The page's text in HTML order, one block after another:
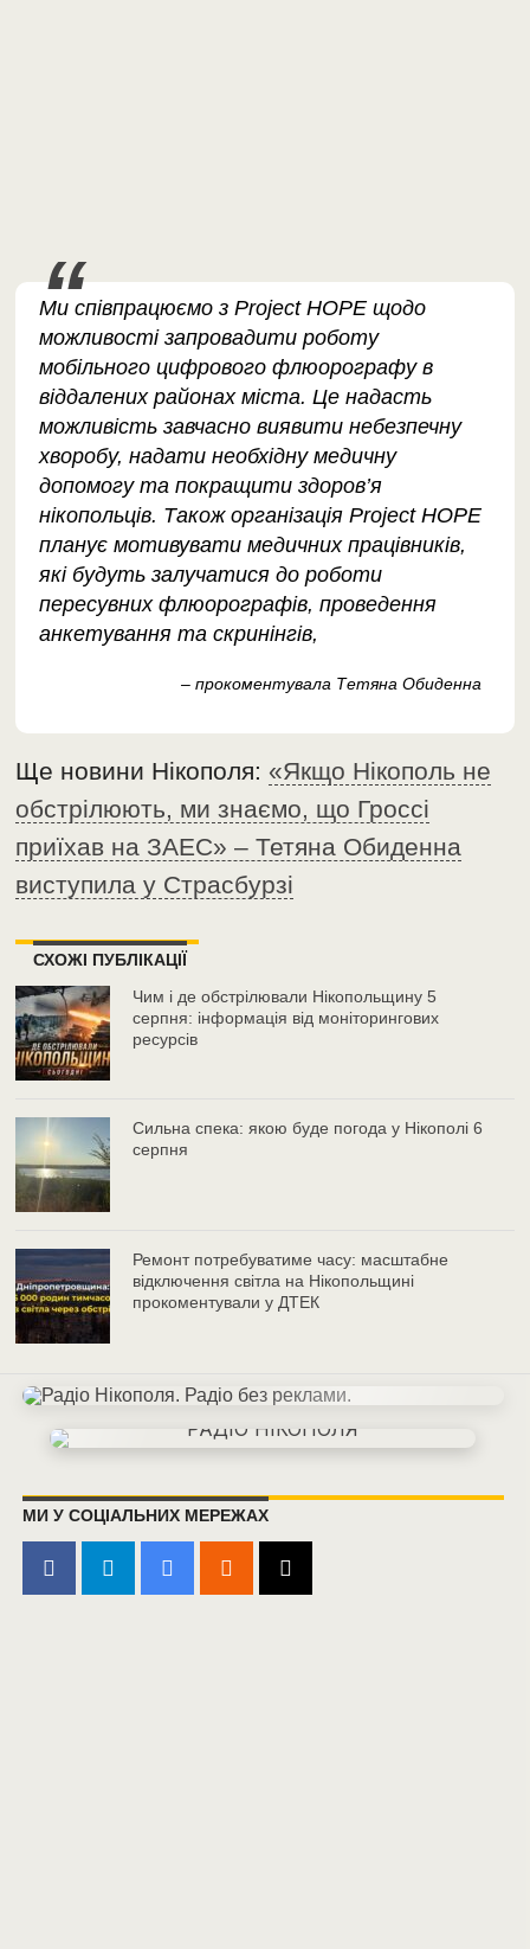
Ми співпрацюємо з Project HOPE щодо
можливості запровадити роботу
мобільного цифрового флюорографу в
віддалених районах міста. Це надасть
можливість завчасно виявити небезпечну
хворобу, надати необхідну медичну
допомогу та покращити здоров’я
нікопольців. Також організація Project HOPE
планує мотивувати медичних працівників,
які будуть залучатися до роботи
пересувних флюорографів, проведення
анкетування та скринінгів,
– прокоментувала Тетяна Обиденна
Ще новини Нікополя:«Якщо Нікополь не
обстрілюють, ми знаємо, що Гроссі
приїхав на ЗАЕС» – Тетяна Обиденна
виступила у Страсбурзі
СХОЖІ ПУБЛІКАЦІЇ
Чим і де обстрілювали Нікопольщину 5
серпня: інформація від моніторингових
ресурсів
Сильна спека: якою буде погода у Нікополі 6
серпня
Ремонт потребуватиме часу: масштабне
відключення світла на Нікопольщині
прокоментували у ДТЕК
МИ У СОЦІАЛЬНИХ МЕРЕЖАХ